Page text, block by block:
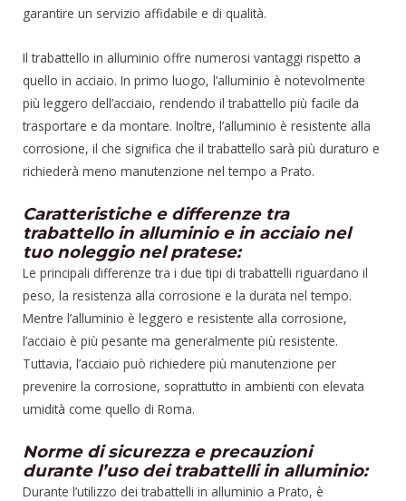
garantire un servizio affidabile e di qualità.
Il trabattello in alluminio offre numerosi vantaggi rispetto a
quello in acciaio. In primo luogo, l’alluminio è notevolmente
più leggero dell’acciaio, rendendo il trabattello più facile da
trasportare e da montare. Inoltre, l’alluminio è resistente alla
corrosione, il che significa che il trabattello sarà più duraturo e
richiederà meno manutenzione nel tempo a Prato.
Caratteristiche e differenze tra
trabattello in alluminio e in acciaio nel
tuo noleggio nel pratese:
Le principali differenze tra i due tipi di trabattelli riguardano il
peso, la resistenza alla corrosione e la durata nel tempo.
Mentre l’alluminio è leggero e resistente alla corrosione,
l’acciaio è più pesante ma generalmente più resistente.
Tuttavia, l’acciaio può richiedere più manutenzione per
prevenire la corrosione, soprattutto in ambienti con elevata
umidità come quello di Roma.
Norme di sicurezza e precauzioni
durante l’uso dei trabattelli in alluminio:
Durante l’utilizzo dei trabattelli in alluminio a Prato, è